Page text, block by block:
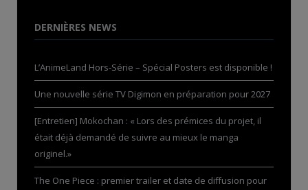
DERNIÈRES NEWS
L’AnimeLand Hors-Série – Spécial Posters est disponible !
Une nouvelle série TV Digimon en préparation pour 2027
[Entretien] Mokochan : « Lors des prémices du projet, il
était déjà demandé de suivre au mieux le manga
originel.»
The One Piece : premier trailer et date de diffusion pour